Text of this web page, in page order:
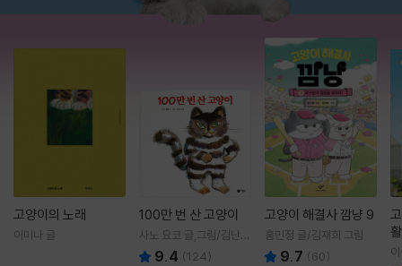
고양이의 노래
이미나 글
100만 번 산 고양이
사노 요코 글,그림/김난주
역 9.4 (124)
고양이 해결사 깜냥 9
홍민정 글/김재희 그림
9.7 (60)